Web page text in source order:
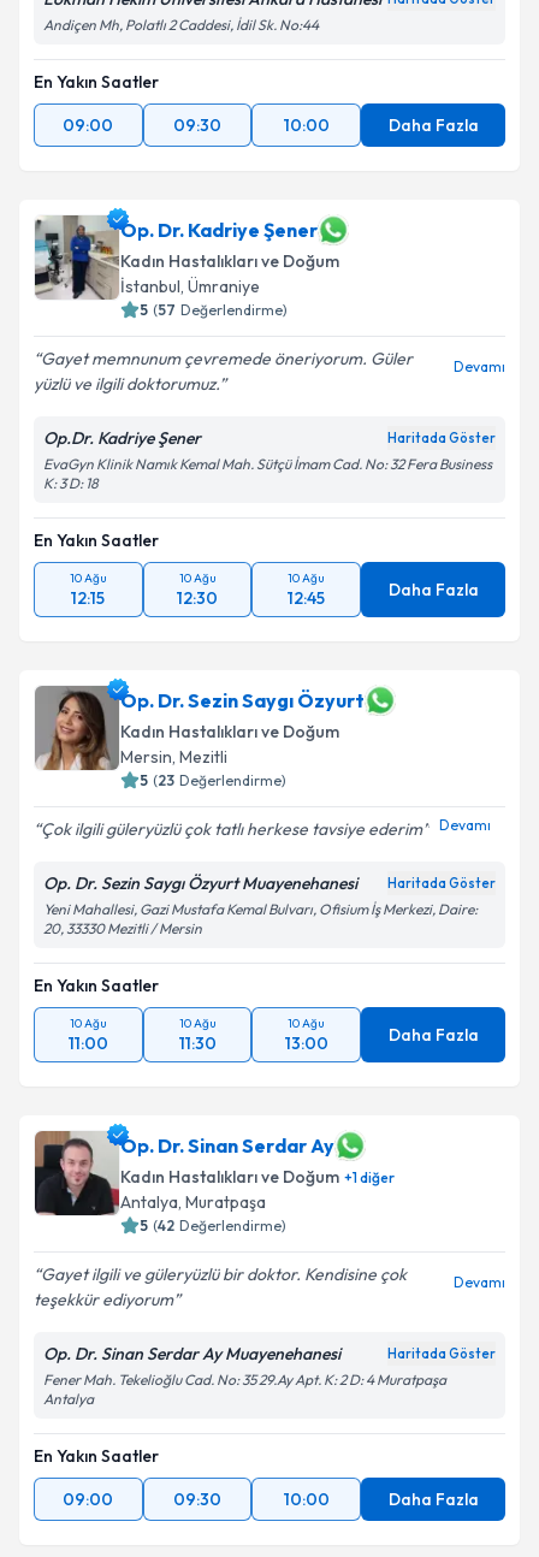
Andiçen Mh, Polatlı 2 Caddesi, İdil Sk. No:44
En Yakın Saatler
09:00
09:30 10:00 Daha Fazla
Op. Dr. Kadriye Şener
Kadın Hastalıkları ve Doğum
İstanbul, Ümraniye
5 (57 Değerlendirme)
Gayet memnunum çevremede öneriyorum. Güler
yüzlü ve ilgili doktorumuz.
Devamı
Op.Dr. Kadriye Şener Haritada Göster
EvaGyn Klinik Namık Kemal Mah. Sütçü İmam Cad. No: 32 Fera Business
K: 3 D: 18
En Yakın Saatler
10 Ağu
12:15
10 Ağu
12:30
10 Ağu
12:45 Daha Fazla
Op. Dr. Sezin Saygı Özyurt
Kadın Hastalıkları ve Doğum
Mersin, Mezitli
5 (23 Değerlendirme)
Çok ilgili güleryüzlü çok tatlı herkese tavsiye ederim Devamı
Op. Dr. Sezin Saygı Özyurt Muayenehanesi Haritada Göster
Yeni Mahallesi, Gazi Mustafa Kemal Bulvarı, Ofisium İş Merkezi, Daire:
20, 33330 Mezitli / Mersin
En Yakın Saatler
10 Ağu
11:00
10 Ağu
11:30
10 Ağu
13:00 Daha Fazla
Op. Dr. Sinan Serdar Ay
Kadın Hastalıkları ve Doğum +1diğer
Antalya, Muratpaşa
5 (42 Değerlendirme)
Gayet ilgili ve güleryüzlü bir doktor. Kendisine çok
teşekkür ediyorum
Devamı
Op. Dr. Sinan Serdar Ay Muayenehanesi Haritada Göster
Fener Mah. Tekelioğlu Cad. No: 35 29.Ay Apt. K: 2 D: 4 Muratpaşa
Antalya
En Yakın Saatler
09:00
09:30 10:00 Daha Fazla